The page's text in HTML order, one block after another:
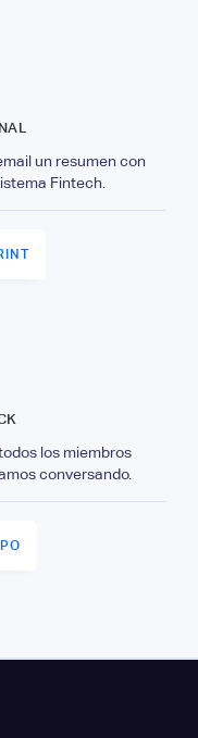
un resumen con
Fintech.
los miembros
conversando.